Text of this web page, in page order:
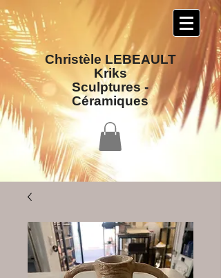
Christèle LEBEAULT
Kriks
Sculptures​ -
Céramiques